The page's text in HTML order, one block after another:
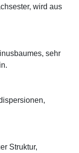
wird aus
sehr
Struktur,